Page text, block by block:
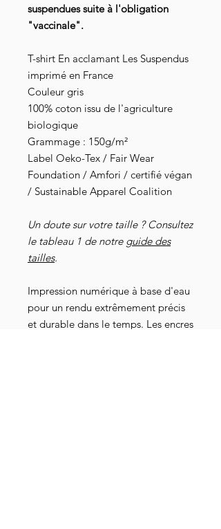
suspendues suite à l'obligation
"vaccinale".
T-shirt En acclamant Les Suspendus
imprimé en France
Couleur gris
100% coton issu de l'agriculture
biologique
Grammage : 150g/m²
Label Oeko-Tex / Fair Wear
Foundation / Amfori / certifié végan
/ Sustainable Apparel Coalition
Un doute sur votre taille ? Consultez
le tableau 1 de notre guide des
tailles.
Impression numérique à base d'eau
pour un rendu extrêmement précis
et durable dans le temps. Les encres